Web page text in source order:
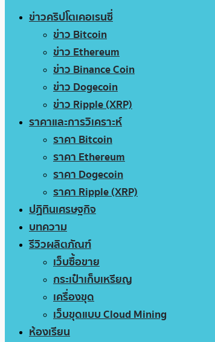
ข่าวคริปโตเคอเรนซี่
ข่าว Bitcoin
ข่าว Ethereum
ข่าว Binance Coin
ข่าว Dogecoin
ข่าว Ripple (XRP)
ราคาและการวิเคราะห์
ราคา Bitcoin
ราคา Ethereum
ราคา Dogecoin
ราคา Ripple (XRP)
ปฏิทินเศรษฐกิจ
บทความ
รีวิวผลิตภัณฑ์
เว็บซื้อขาย
กระเป๋าเก็บเหรียญ
เครื่องขุด
เว็บขุดแบบ Cloud Mining
ห้องเรียน